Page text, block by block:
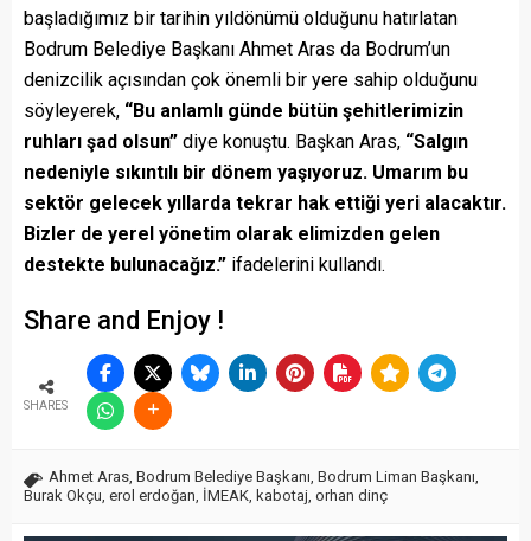
başladığımız bir tarihin yıldönümü olduğunu hatırlatan
Bodrum Belediye Başkanı Ahmet Aras da Bodrum’un
denizcilik açısından çok önemli bir yere sahip olduğunu
söyleyerek, “Bu anlamlı günde bütün şehitlerimizin
ruhları şad olsun” diye konuştu. Başkan Aras, “Salgın
nedeniyle sıkıntılı bir dönem yaşıyoruz. Umarım bu
sektör gelecek yıllarda tekrar hak ettiği yeri alacaktır.
Bizler de yerel yönetim olarak elimizden gelen
destekte bulunacağız.” ifadelerini kullandı.
Share and Enjoy !
SHARES
Ahmet Aras Bodrum Belediye Başkanı Bodrum Liman Başkanı
Burak Okçu erol erdoğan İMEAK kabotaj orhan dinç